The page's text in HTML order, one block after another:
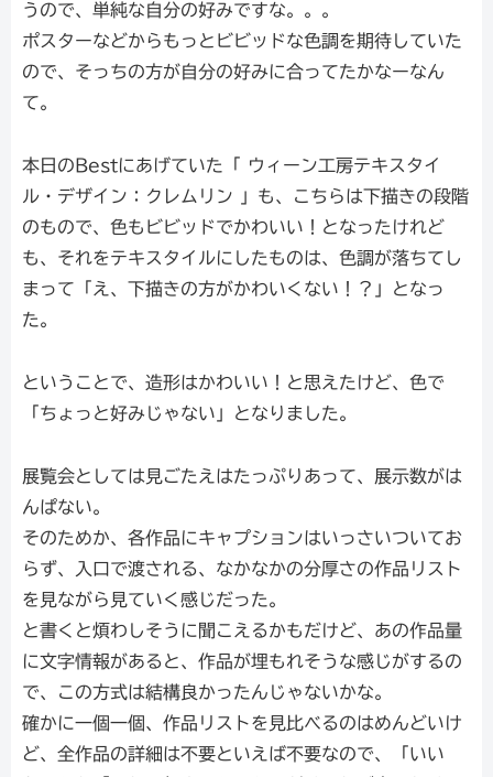
うので、単純な自分の好みですな。。。
ポスターなどからもっとビビッドな色調を期待していた
ので、そっちの方が自分の好みに合ってたかなーなん
て。
本日のBestにあげていた「 ウィーン工房テキスタイ
ル・デザイン：クレムリン 」も、こちらは下描きの段階
のもので、色もビビッドでかわいい！となったけれど
も、それをテキスタイルにしたものは、色調が落ちてし
まって「え、下描きの方がかわいくない！？」となっ
た。
ということで、造形はかわいい！と思えたけど、色で
「ちょっと好みじゃない」となりました。
展覧会としては見ごたえはたっぷりあって、展示数がは
んぱない。
そのためか、各作品にキャプションはいっさいついてお
らず、入口で渡される、なかなかの分厚さの作品リスト
を見ながら見ていく感じだった。
と書くと煩わしそうに聞こえるかもだけど、あの作品量
に文字情報があると、作品が埋もれそうな感じがするの
で、この方式は結構良かったんじゃないかな。
確かに一個一個、作品リストを見比べるのはめんどいけ
ど、全作品の詳細は不要といえば不要なので、「いい